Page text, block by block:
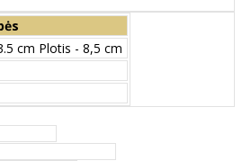
cm Plotis - 8,5 cm